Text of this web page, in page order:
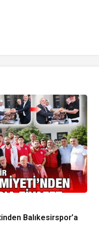
Balıkesirspor’a